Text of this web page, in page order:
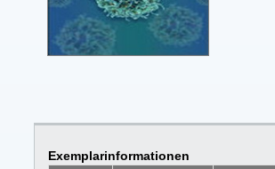
Exemplarinformationen